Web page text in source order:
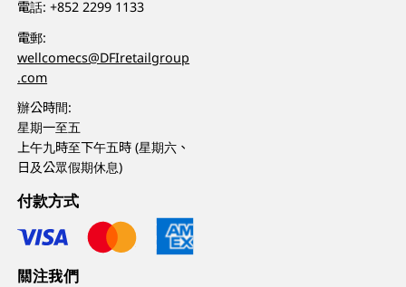
電話:+852 2299 1133
電郵:
wellcomecs@DFIretailgroup
.com
辦公時間:
星期一至五
上午九時至下午五時 (星期六、
日及公眾假期休息)
付款方式
關注我們